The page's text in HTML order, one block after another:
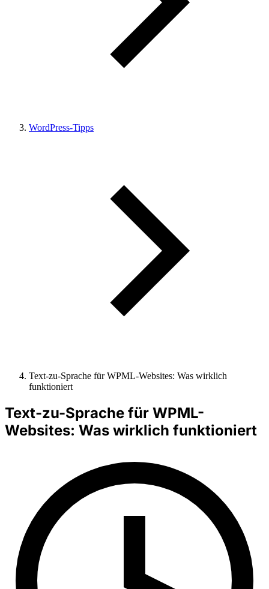
WordPress-Tipps
Text-zu-Sprache für WPML-Websites: Was wirklich
funktioniert
Text-zu-Sprache für WPML-
Websites: Was wirklich funktioniert